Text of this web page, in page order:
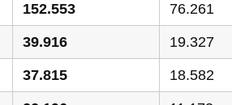
152.553 76.261
39.916 19.327
37.815 18.582